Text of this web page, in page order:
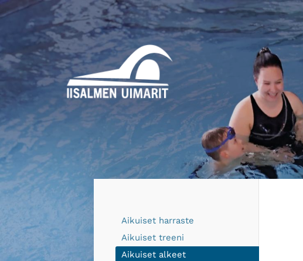
Siirry
sivun
sisältöön
Iisalmen Uimarit ry
Aikuiset harraste
Aikuiset treeni
Aikuiset alkeet